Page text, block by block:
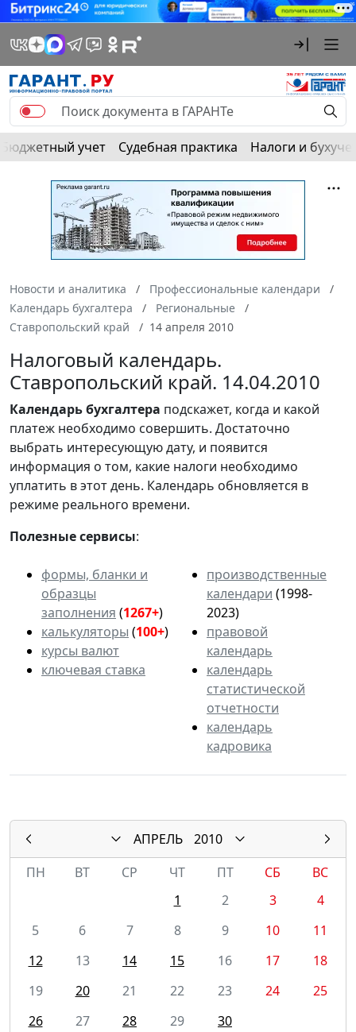
Бюджетный учет Судебная практика Налоги и
Новости и аналитика
Профессиональные календари
Календарь бухгалтера
Региональные
Ставропольский край
14 апреля 2010
Налоговый календарь.
Ставропольский край. 14.04.2010
Календарьбухгалтера подскажет, когда и какой
платеж необходимо совершить. Достаточно
выбрать интересующую дату, и появится
информация о том, какие налоги необходимо
уплатить в этот день. Календарь обновляется в
режиме реального времени.
Полезные сервисы:
формы, бланки и
образцы
заполнения (1267+)
калькуляторы (100+)
курсы валют
ключевая ставка
производственные
календари (1998-
2023)
правовой
календарь
календарь
статистической
отчетности
календарь
кадровика
АПРЕЛЬ
2010
ПН
ВТ СР ЧТ ПТ СБ
ВС
1
2 3
4
5
6 7 8 9 10
11
12
13 14 15 16 17
18
19
20 21 22 23 24
25
26
27 28 29 30